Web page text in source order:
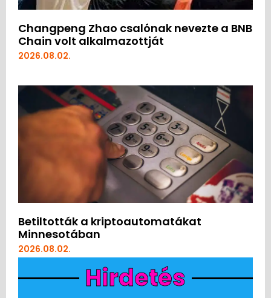
Changpeng Zhao csalónak nevezte a BNB
Chain volt alkalmazottját
2026.08.02.
Betiltották a kriptoautomatákat
Minnesotában
2026.08.02.
Hirdetés